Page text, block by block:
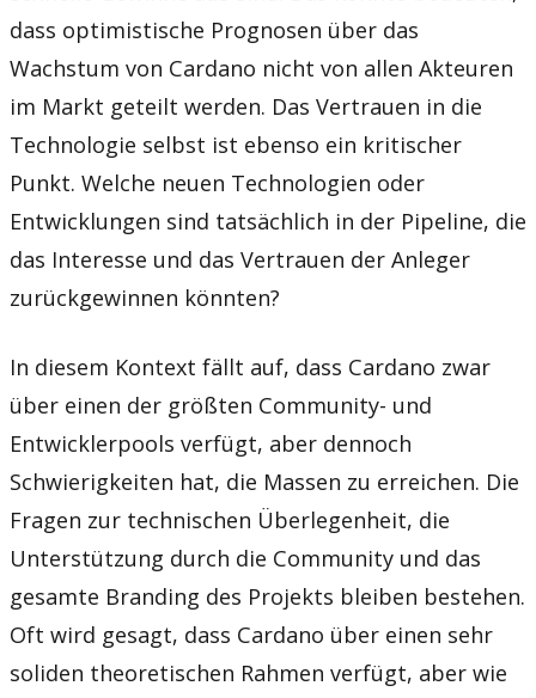
dass optimistische Prognosen über das
Wachstum von Cardano nicht von allen Akteuren
im Markt geteilt werden. Das Vertrauen in die
Technologie selbst ist ebenso ein kritischer
Punkt. Welche neuen Technologien oder
Entwicklungen sind tatsächlich in der Pipeline, die
das Interesse und das Vertrauen der Anleger
zurückgewinnen könnten?
In diesem Kontext fällt auf, dass Cardano zwar
über einen der größten Community- und
Entwicklerpools verfügt, aber dennoch
Schwierigkeiten hat, die Massen zu erreichen. Die
Fragen zur technischen Überlegenheit, die
Unterstützung durch die Community und das
gesamte Branding des Projekts bleiben bestehen.
Oft wird gesagt, dass Cardano über einen sehr
soliden theoretischen Rahmen verfügt, aber wie